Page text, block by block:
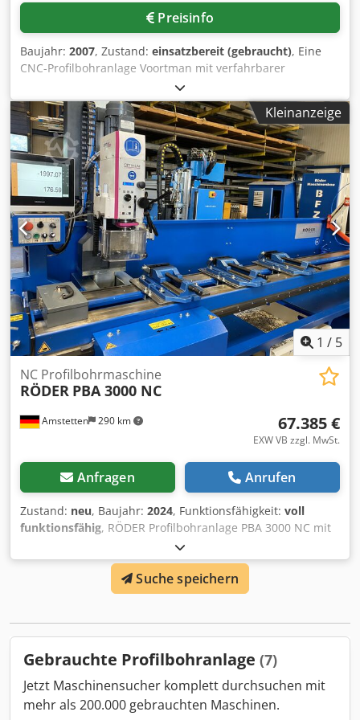
Maschinendokumentation / Betriebsanleitung (ital./engl.)
LOGISTIK & STANDORT Standort: Ulft (Niederlande),
Transport, Montage und Inbetriebnahme nach Absprache
durch ASM - individuelle Kalkulation auf Anfrage. UEBER
ASM Arendsen Steel Machinery (ASM) ist auf ueberholte
Ficep-Stahlbaumaschinen spezialisiert - von Saege-Bohr-
Anlagen ueber Profilbohranlagen bis zu Plasma-
Schneidsystemen. Weitere Ficep-Anlagen auf Anfrage.
KONTAKT / ANFRAGE Besichtigung nach Absprache | Preis
auf Anfrage | Rueckruf anfordern. Verkauf ausschliesslich
an gewerbliche Kunden (B2B).
Preisinfo
Baujahr: 2007, Zustand: einsatzbereit (gebraucht), Eine
CNC-Profilbohranlage Voortman mit verfahrbarer
Bohrkabine steht zur Verfügung. Arbeits-Höhenbereich:
30mm-1050mm, Positioniergeschwindigkeit: 40m/min,
Tischbreite: 300mm, max. Arbeitsbreite: 1800mm,
Stützentiefe: 1500mm, Werkzeugplätze: 5, max.
Verfahrgeschwindigkeit: 40m/min, Werkzeugaufnahme:
SK40, Bohrdurchmesserbereich: 5mm-40mm,
Gewindeschneidbereich: M6-M30, Arbeitslänge: 16200mm.
Dokumentation vorhanden. Eine Besichtigung vor Ort ist
möglich. Dcedpfjxp Rb Ijx Ag Djk
Kleinanzeige
1 / 5
Amstetten 290 km
NC Profilbohrmaschine
RÖDER PBA 3000 NC
67.385 €
EXW VB zzgl. MwSt.
Anfragen Anrufen
Zustand: neu, Baujahr: 2024, Funktionsfähigkeit: voll
funktionsfähig, RÖDER Profilbohranlage PBA 3000 NC mit
2-Achs-Positioniersteuerung Heidenhain Positip 8016
active für x- und y und Bohraggregat Optimum MH35V
Baujahr 2024 zur rationellen und effizienten Fertigung von
Bohrungen in Trägern, Profilen, Rohren und sonstigen
mm, Max. Verfahrweg y-Achse 250 mm, Max. Verfahrweg z-
ausziehbare Auflagerollen), max. Auflagegewicht 500 kg
Ausstattung (Standard): 3 Stk. mech. Schraubstöcke Röhm
BOF 4 Spannweite max. 220 mm, Spannbreite 160 mm,
Backenhöhe: 50 mm; Bohraggregat Optimum MH35V
Suche speichern
Gebrauchte Profilbohranlage (7)
Jetzt Maschinensucher komplett durchsuchen mit
mehr als 200.000 gebrauchten Maschinen.